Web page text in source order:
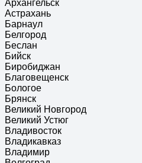
Архангельск
Астрахань
Барнаул
Белгород
Беслан
Бийск
Биробиджан
Благовещенск
Бологое
Брянск
Великий Новгород
Великий Устюг
Владивосток
Владикавказ
Владимир